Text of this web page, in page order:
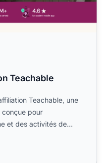
Teachable
Teachable, une
conçue pour
et des activités de